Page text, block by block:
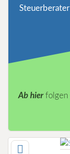
Steuerberater
Ab hierfolgen